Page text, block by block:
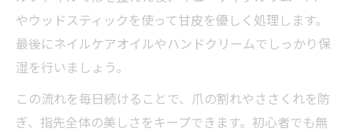
やウッドスティックを使って甘皮を優しく処理します。
最後にネイルケアオイルやハンドクリームでしっかり保
湿を行いましょう。
この流れを毎日続けることで、爪の割れやささくれを防
ぎ、指先全体の美しさをキープできます。初心者でも無